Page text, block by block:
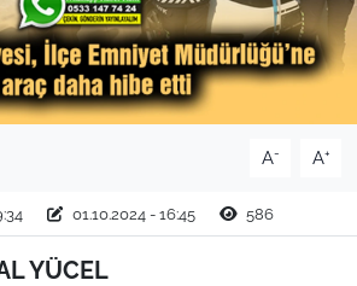
A- A+
01.10.2024 - 16:45 586
YÜCEL